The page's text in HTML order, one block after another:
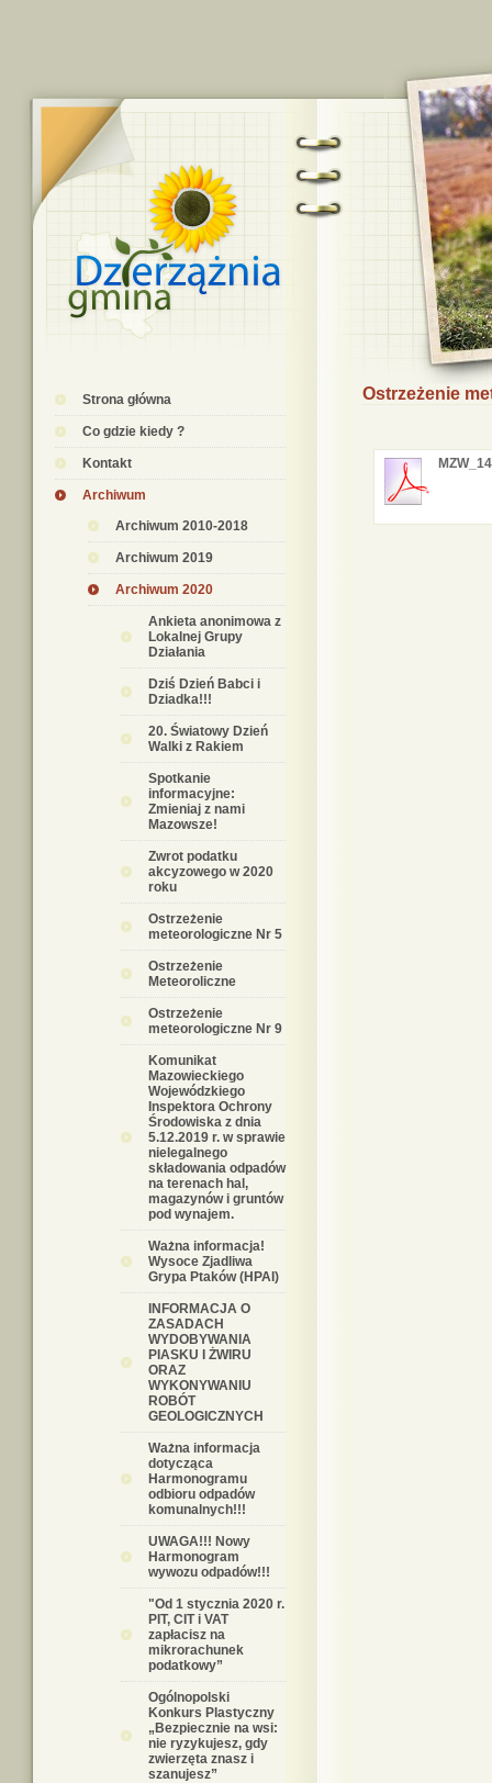
Strona główna
Co gdzie kiedy ?
Kontakt
Archiwum
Archiwum 2010-2018
Archiwum 2019
Archiwum 2020
Ankieta anonimowa z
Lokalnej Grupy
Działania
Dziś Dzień Babci i
Dziadka!!!
20. Światowy Dzień
Walki z Rakiem
Spotkanie
informacyjne:
Zmieniaj z nami
Mazowsze!
Zwrot podatku
akcyzowego w 2020
roku
Ostrzeżenie
meteorologiczne Nr 5
Ostrzeżenie
Meteoroliczne
Ostrzeżenie
meteorologiczne Nr 9
Komunikat
Mazowieckiego
Wojewódzkiego
Inspektora Ochrony
Środowiska z dnia
5.12.2019 r. w sprawie
nielegalnego
składowania odpadów
na terenach hal,
magazynów i gruntów
pod wynajem.
Ważna informacja!
Wysoce Zjadliwa
Grypa Ptaków (HPAI)
INFORMACJA O
ZASADACH
WYDOBYWANIA
PIASKU I ŻWIRU
ORAZ
WYKONYWANIU
ROBÓT
GEOLOGICZNYCH
Ważna informacja
dotycząca
Harmonogramu
odbioru odpadów
komunalnych!!!
UWAGA!!! Nowy
Harmonogram
wywozu odpadów!!!
"Od 1 stycznia 2020 r.
PIT, CIT i VAT
zapłacisz na
mikrorachunek
podatkowy”
Ogólnopolski
Konkurs Plastyczny
„Bezpiecznie na wsi:
nie ryzykujesz, gdy
zwierzęta znasz i
szanujesz”
Ostrzeżenie